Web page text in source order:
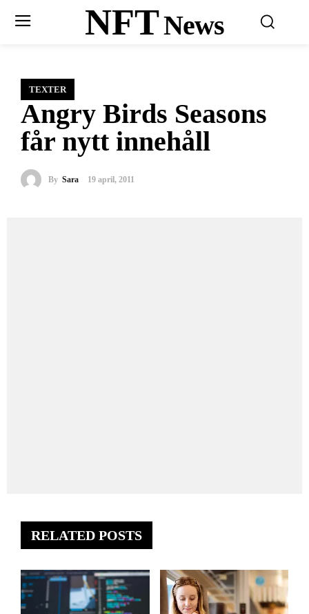
NFTNews
TEXTER
Angry Birds Seasons
får nytt innehåll
By Sara 19 april, 2011
RELATED POSTS